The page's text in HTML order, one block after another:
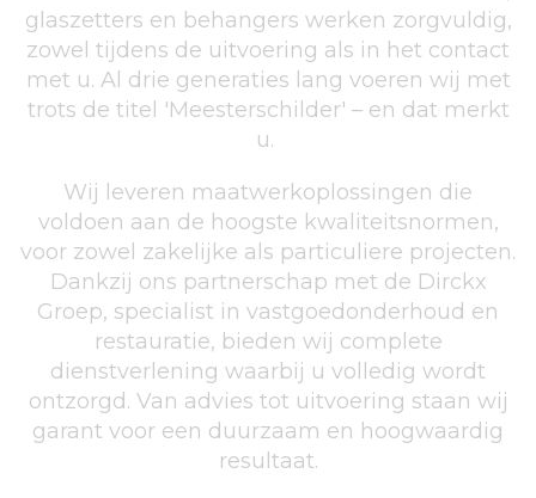
glaszetters en behangers werken zorgvuldig,
zowel tijdens de uitvoering als in het contact
met u. Al drie generaties lang voeren wij met
trots de titel 'Meesterschilder' – en dat merkt
u.
Wij leveren maatwerkoplossingen die
voldoen aan de hoogste kwaliteitsnormen,
voor zowel zakelijke als particuliere projecten.
Dankzij ons partnerschap met de Dirckx
Groep, specialist in vastgoedonderhoud en
restauratie, bieden wij complete
dienstverlening waarbij u volledig wordt
ontzorgd. Van advies tot uitvoering staan wij
garant voor een duurzaam en hoogwaardig
resultaat.